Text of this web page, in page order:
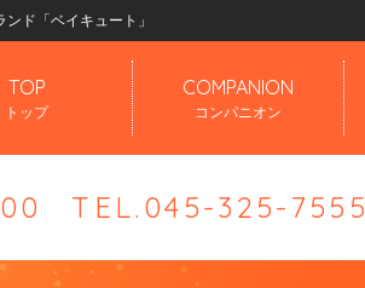
ド「ベイキュート」
TOP
トップ
COMPANION
コンパニオン
TEL.045-325-7555